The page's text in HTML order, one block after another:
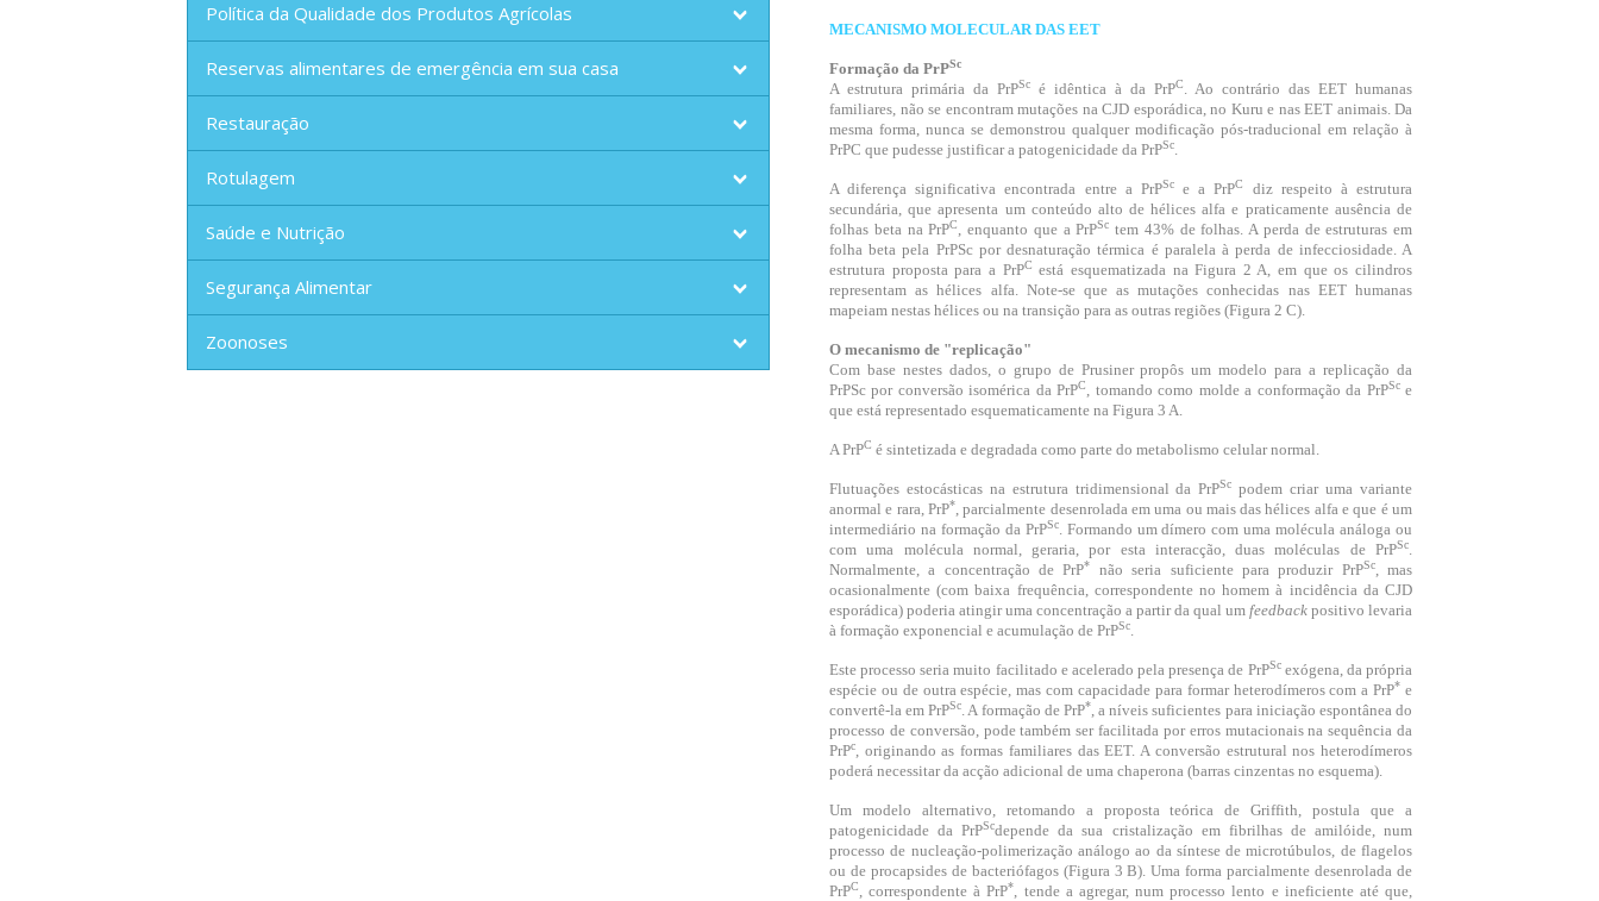
MECANISMO MOLECULAR DAS EET
Formação da PrPSc
A estrutura primária da PrPSc é idêntica à da PrPC. Ao contrário das EET humanas
familiares, não se encontram mutações na CJD esporádica, no Kuru e nas EET animais. Da
mesma forma, nunca se demonstrou qualquer modificação pós-traducional em relação à
PrPC que pudesse justificar a patogenicidade da PrPSc.
A diferença significativa encontrada entre a PrPSc e a PrPC
diz respeito à estrutura
secundária, que apresenta um conteúdo alto de hélices alfa e praticamente ausência de
folhas beta na PrPC, enquanto que a PrPSc tem 43% de folhas. A perda de estruturas em
folha beta pela PrPSc por desnaturação térmica é paralela à perda de infecciosidade. A
estrutura proposta para a PrPC está esquematizada na Figura 2 A, em que os cilindros
representam as hélices alfa. Note-se que as mutações conhecidas nas EET humanas
mapeiam nestas hélices ou na transição para as outras regiões (Figura 2 C).
O mecanismo de "replicação"
Com base nestes dados, o grupo de Prusiner propôs um modelo para a replicação da
PrPSc por conversão isomérica da PrPC, tomando como molde a conformação da PrPSc e
que está representado esquematicamente na Figura 3 A.
A PrPC é sintetizada e degradada como parte do metabolismo celular normal.
Flutuações estocásticas na estrutura tridimensional da PrPSc podem criar uma variante
anormal e rara, PrP*, parcialmente desenrolada em uma ou mais das hélices alfa e que é um
intermediário na formação da PrPSc. Formando um dímero com uma molécula análoga ou
com uma molécula normal, geraria, por esta interacção, duas moléculas de PrPSc.
Normalmente, a concentração de PrP* não seria suficiente para produzir PrPSc, mas
ocasionalmente (com baixa frequência, correspondente no homem à incidência da CJD
esporádica) poderia atingir uma concentração a partir da qual um feedback positivo levaria
à formação exponencial e acumulação de PrPSc.
Este processo seria muito facilitado e acelerado pela presença de PrPSc exógena, da própria
espécie ou de outra espécie, mas com capacidade para formar heterodímeros com a PrP* e
convertê-la em PrPSc. A formação de PrP*, a níveis suficientes para iniciação espontânea do
processo de conversão, pode também ser facilitada por erros mutacionais na sequência da
PrPc, originando as formas familiares das EET. A conversão estrutural nos heterodímeros
poderá necessitar da acção adicional de uma chaperona (barras cinzentas no esquema).
Um modelo alternativo, retomando a proposta teórica de Griffith, postula que a
patogenicidade da PrPScdepende da sua cristalização em fibrilhas de amilóide, num
processo de nucleação-polimerização análogo ao da síntese de microtúbulos, de flagelos
ou de procapsides de bacteriófagos (Figura 3 B). Uma forma parcialmente desenrolada de
PrPC, correspondente à PrP*, tende a agregar, num processo lento e ineficiente até que,
Política da Qualidade dos Produtos Agrícolas
Reservas alimentares de emergência em sua casa
Restauração
Rotulagem
Saúde e Nutrição
Segurança Alimentar
Zoonoses